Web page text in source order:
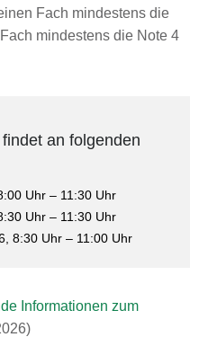
Fach mindestens die
mindestens die Note 4
an folgenden
Uhr – 11:30 Uhr
Uhr – 11:30 Uhr
8:30 Uhr – 11:00 Uhr
Informationen zum